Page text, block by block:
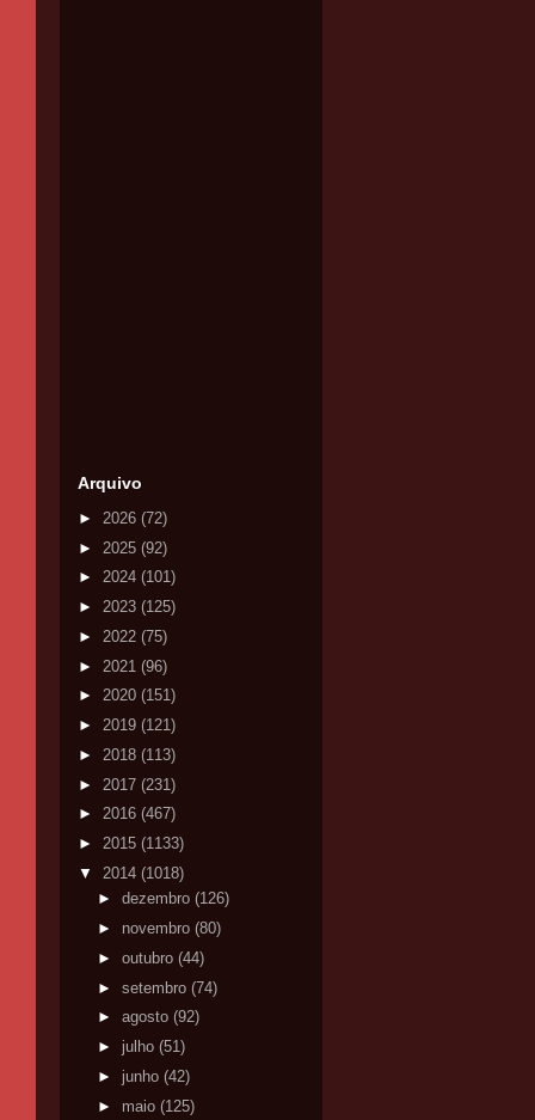
Arquivo
► 2026 (72)
► 2025 (92)
► 2024 (101)
► 2023 (125)
► 2022 (75)
► 2021 (96)
► 2020 (151)
► 2019 (121)
► 2018 (113)
► 2017 (231)
► 2016 (467)
► 2015 (1133)
▼ 2014 (1018)
► dezembro (126)
► novembro (80)
► outubro (44)
► setembro (74)
► agosto (92)
► julho (51)
► junho (42)
► maio (125)